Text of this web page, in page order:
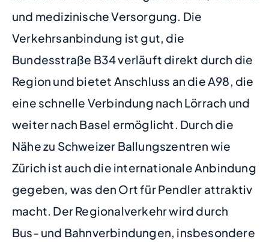
und medizinische Versorgung. Die
Verkehrsanbindung ist gut, die
Bundesstraße B34 verläuft direkt durch die
Region und bietet Anschluss an die A98, die
eine schnelle Verbindung nach Lörrach und
weiter nach Basel ermöglicht. Durch die
Nähe zu Schweizer Ballungszentren wie
Zürich ist auch die internationale Anbindung
gegeben, was den Ort für Pendler attraktiv
macht. Der Regionalverkehr wird durch
Bus- und Bahnverbindungen, insbesondere